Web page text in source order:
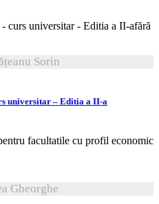
fără
Sorin
universitar – Editia a II-a
Gheorghe